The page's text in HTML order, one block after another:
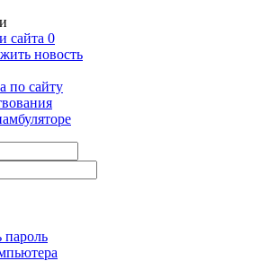
сайта 0
новость
по сайту
пароль